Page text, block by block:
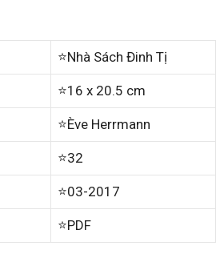
⭐Nhà Sách Đinh Tị
⭐16 x 20.5 cm
⭐Ève Herrmann
⭐32
⭐03-2017
⭐PDF